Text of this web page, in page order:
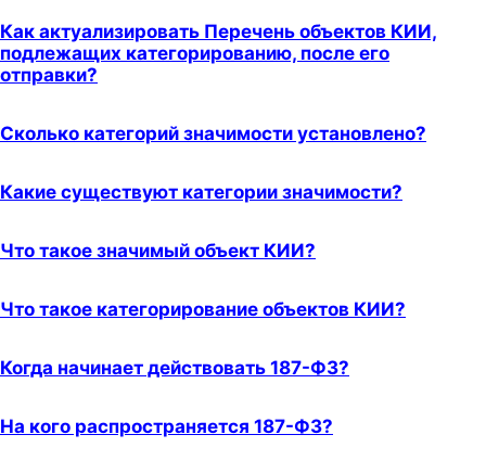
Как актуализировать Перечень объектов КИИ,
подлежащих категорированию, после его
отправки?
Сколько категорий значимости установлено?
Какие существуют категории значимости?
Что такое значимый объект КИИ?
Что такое категорирование объектов КИИ?
Когда начинает действовать 187-ФЗ?
На кого распространяется 187-ФЗ?